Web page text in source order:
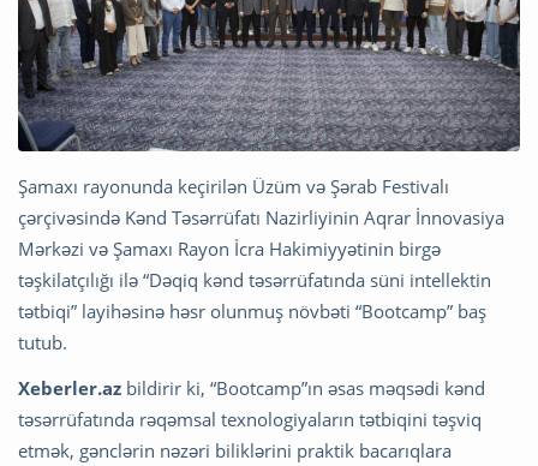
Şamaxı rayonunda keçirilən Üzüm və Şərab Festivalı
çərçivəsində Kənd Təsərrüfatı Nazirliyinin Aqrar İnnovasiya
Mərkəzi və Şamaxı Rayon İcra Hakimiyyətinin birgə
təşkilatçılığı ilə “Dəqiq kənd təsərrüfatında süni intellektin
tətbiqi” layihəsinə həsr olunmuş növbəti “Bootcamp” baş
tutub.
Xeberler.az bildirir ki, “Bootcamp”ın əsas məqsədi kənd
təsərrüfatında rəqəmsal texnologiyaların tətbiqini təşviq
etmək, gənclərin nəzəri biliklərini praktik bacarıqlara